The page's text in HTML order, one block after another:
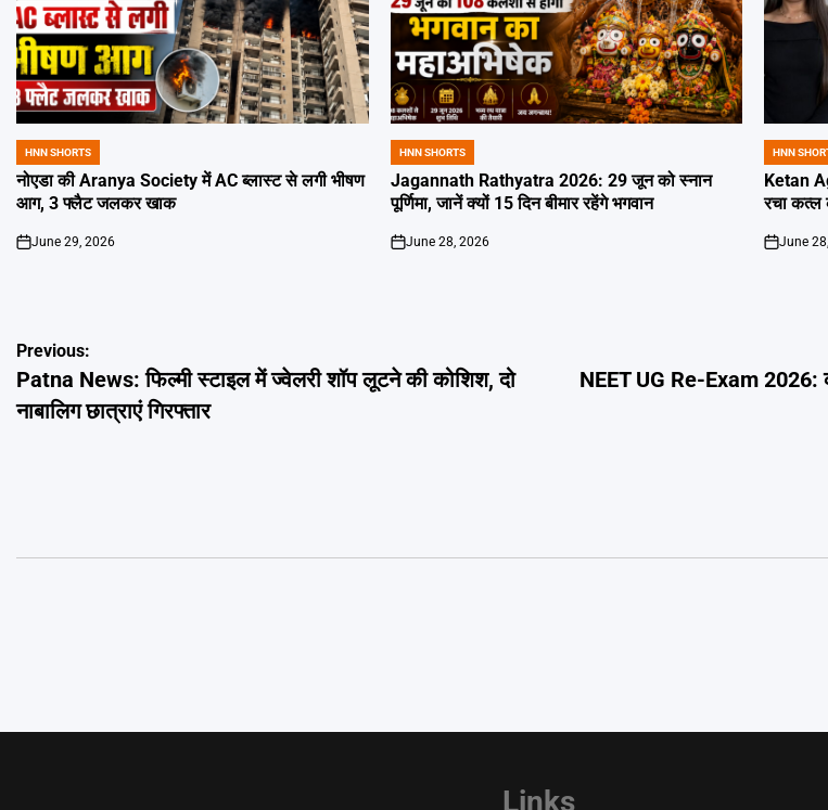
POSTED
IN
HNN SHORTS
नोएडा की Aranya Society में AC ब्लास्ट से लगी भीषण
आग, 3 फ्लैट जलकर खाक
on
June 29, 2026
POSTED
IN
HNN SHORTS
Jagannath Rathyatra 2026: 29 जून को स्नान
पूर्णिमा, जानें क्यों 15 दिन बीमार रहेंगे भगवान
on
June 28, 2026
POSTED
IN
HNN
Ketan
रचा कत्ल
on
June
Post
navigation
Previous:
Patna News: फिल्मी स्टाइल में ज्वेलरी शॉप लूटने की कोशिश, दो
नाबालिग छात्राएं गिरफ्तार
NEET UG Re-Exam 2026:
Links